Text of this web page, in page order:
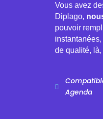
Vous avez
Diplago,
pouvoir
de qualité,
Agenda